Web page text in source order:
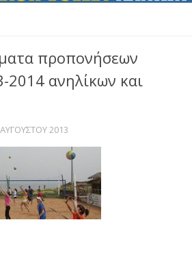
προπονήσεων
2014 ανηλίκων και
2013